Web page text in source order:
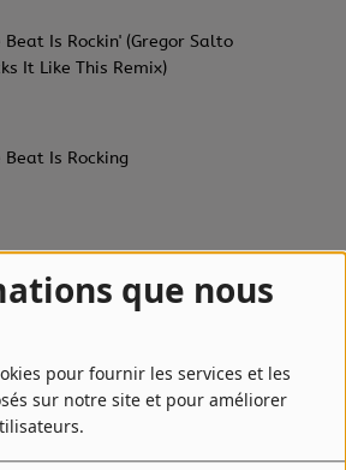
que nous
pour fournir les services et les
sur notre site et pour améliorer
Beat Is Rockin' (Gregor Salto
It Like This Remix)
Beat Is Rocking
Beat Is Rockin' (Original Mix)
Beat Is Rockin' (Fedde Le Grand